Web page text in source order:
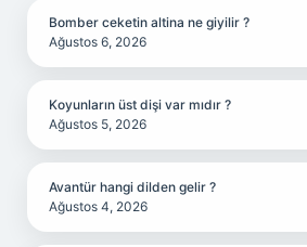
Bomber ceketin altina ne giyilir ?
Ağustos 6, 2026
Koyunların üst dişi var mıdır ?
Ağustos 5, 2026
Avantür hangi dilden gelir ?
Ağustos 4, 2026